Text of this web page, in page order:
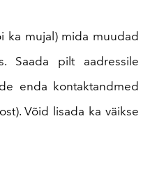
ka mujal) mida muudad
Saada pilt aadressile
enda kontaktandmed
Võid lisada ka väikse